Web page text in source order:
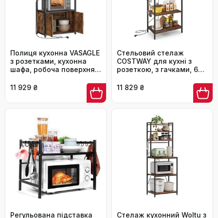
Полиця кухонна VASAGLE
з розетками, кухонна
шафа, робоча поверхня
гачками, 40 x 60 x 170 см,
вінтажний коричневий +
чорний, KKS058K02
11 929 ₴
Стельовий стелаж
COSTWAY для кухні з
розеткою, з гачками, 60 x
11 829 ₴
Регульована підставка
Стелаж кухонний Woltu з